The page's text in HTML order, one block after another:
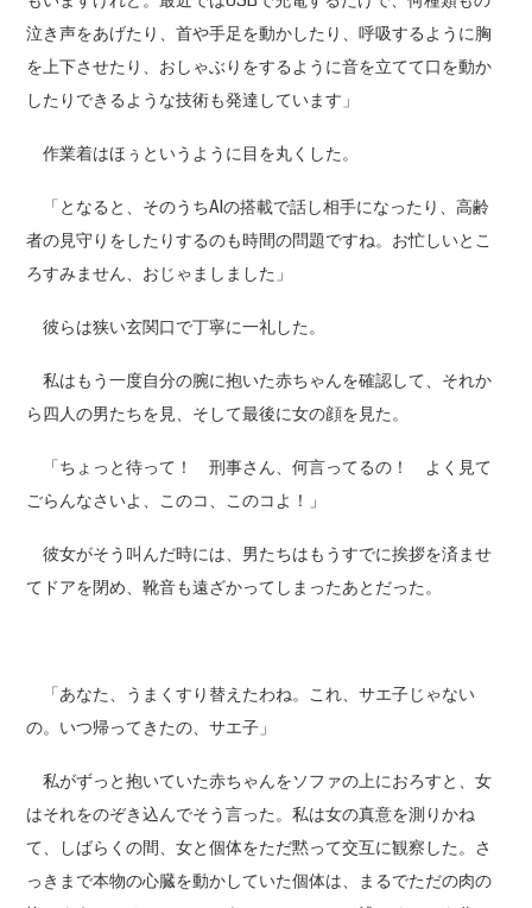
泣き声をあげたり、首や手足を動かしたり、呼吸するように胸
を上下させたり、おしゃぶりをするように音を立てて口を動か
したりできるような技術も発達しています」
作業着はほぅというように目を丸くした。
「となると、そのうちAIの搭載で話し相手になったり、高齢
者の見守りをしたりするのも時間の問題ですね。お忙しいとこ
ろすみません、おじゃましました」
彼らは狭い玄関口で丁寧に一礼した。
私はもう一度自分の腕に抱いた赤ちゃんを確認して、それか
ら四人の男たちを見、そして最後に女の顔を見た。
「ちょっと待って！ 刑事さん、何言ってるの！ よく見て
ごらんなさいよ、このコ、このコよ！」
彼女がそう叫んだ時には、男たちはもうすでに挨拶を済ませ
てドアを閉め、靴音も遠ざかってしまったあとだった。
「あなた、うまくすり替えたわね。これ、サエ子じゃない
の。いつ帰ってきたの、サエ子」
私がずっと抱いていた赤ちゃんをソファの上におろすと、女
はそれをのぞき込んでそう言った。私は女の真意を測りかね
て、しばらくの間、女と個体をただ黙って交互に観察した。さ
っきまで本物の心臓を動かしていた個体は、まるでただの肉の